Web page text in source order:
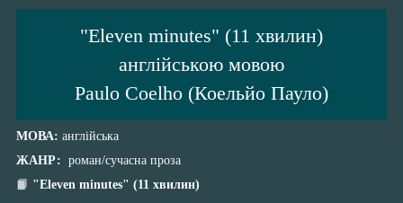
"Eleven minutes" (11 хвилин)
англійською мовою
Paulo Coelho (Коельйо Пауло)
МОВА: англійська
ЖАНР: роман/сучасна проза
📙 "Eleven minutes" (11 хвилин)